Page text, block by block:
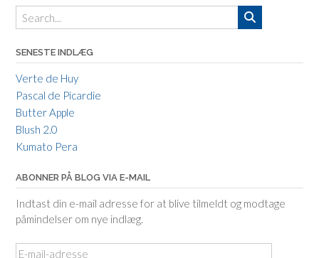
SENESTE INDLÆG
Verte de Huy
Pascal de Picardie
Butter Apple
Blush 2.0
Kumato Pera
ABONNER PÅ BLOG VIA E-MAIL
Indtast din e-mail adresse for at blive tilmeldt og modtage
påmindelser om nye indlæg.
E-